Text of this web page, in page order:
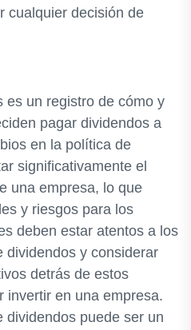
cualquier decisión de
es un registro de cómo y
pagar dividendos a
en la política de
significativamente el
una empresa, lo que
y riesgos para los
deben estar atentos a los
dividendos y considerar
detrás de estos
invertir en una empresa.
dividendos puede ser un